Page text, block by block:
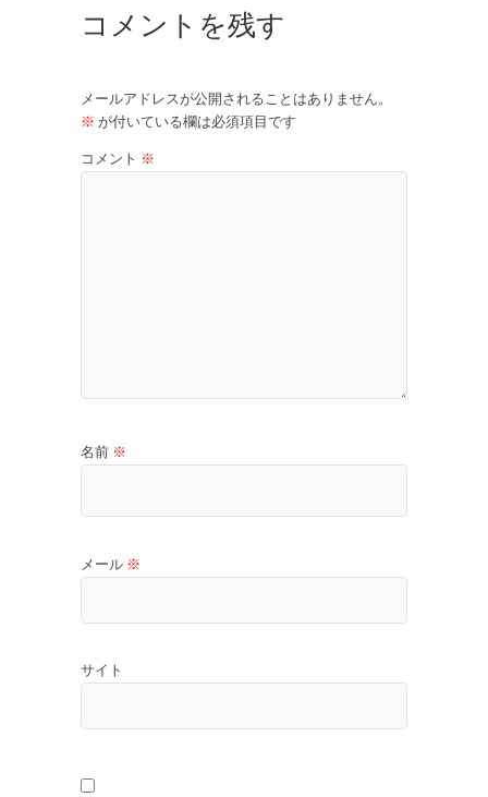
コメントを残す
メールアドレスが公開されることはありません。
※ が付いている欄は必須項目です
コメント ※
名前 ※
メール ※
サイト